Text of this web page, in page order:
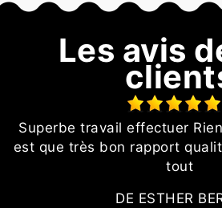
Les avis
Superbe travail effectuer
est que très bon rapport
tout
DE ESTHER